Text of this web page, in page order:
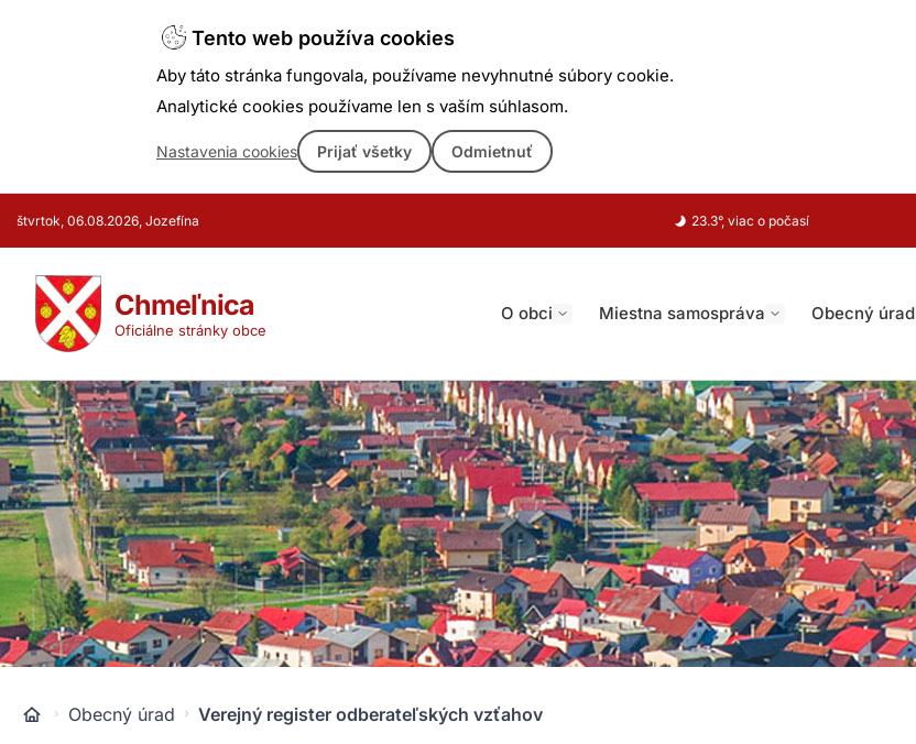
Tento web používa cookies
Aby táto stránka fungovala, používame nevyhnutné súbory cookie.
Analytické cookies používame len s vaším súhlasom.
Nastavenia cookies Prijať všetky Odmietnuť
štvrtok, 06.08.2026, Jozefína 23.3°, viac o počasí
Chmeľnica
Oficiálne stránky obce
O obci Miestna samospráva Obecný úrad
Obecný úrad Verejný register odberateľských vzťahov